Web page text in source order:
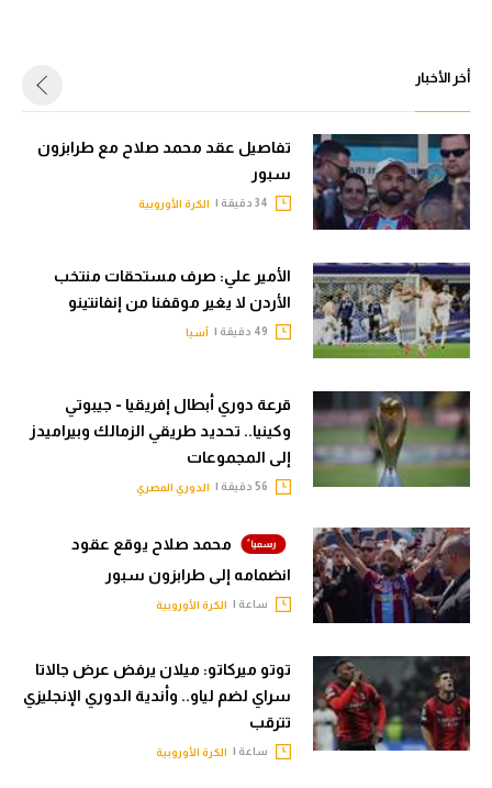
أخر الأخبار
تفاصيل عقد محمد صلاح مع طرابزون
سبور
الكرة الأوروبية
الأمير علي: صرف مستحقات منتخب
الأردن لا يغير موقفنا من إنفانتينو
آسيا
قرعة دوري أبطال إفريقيا - جيبوتي
وكينيا.. تحديد طريقي الزمالك وبيراميدز
إلى المجموعات
الدوري المصري
محمد صلاح يوقع عقود
انضمامه إلى طرابزون سبور
ساعة | الكرة الأوروبية
توتو ميركاتو: ميلان يرفض عرض جالاتا
سراي لضم لياو.. وأندية الدوري الإنجليزي
تترقب
ساعة | الكرة الأوروبية